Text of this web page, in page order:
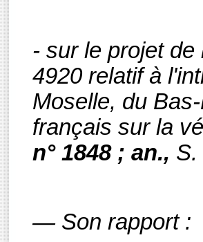
- sur le projet
4920 relatif à
Moselle, du
français sur la
n° 1848 ; an., S.
— Son rapport :